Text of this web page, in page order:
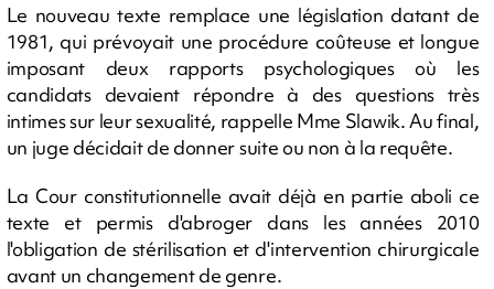
Le nouveau texte remplace une législation datant de
1981, qui prévoyait une procédure coûteuse et longue
imposant deux rapports psychologiques où les
candidats devaient répondre à des questions très
intimes sur leur sexualité, rappelle Mme Slawik. Au final,
un juge décidait de donner suite ou non à la requête.
La Cour constitutionnelle avait déjà en partie aboli ce
texte et permis d'abroger dans les années 2010
l'obligation de stérilisation et d'intervention chirurgicale
avant un changement de genre.